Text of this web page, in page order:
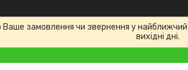
замовлення чи звернення у
вихідні дні.